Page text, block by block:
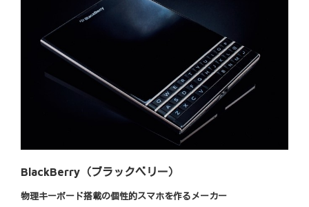
BlackBerry（ブラックベリー）
物理キーボード搭載の個性的スマホを作るメーカー